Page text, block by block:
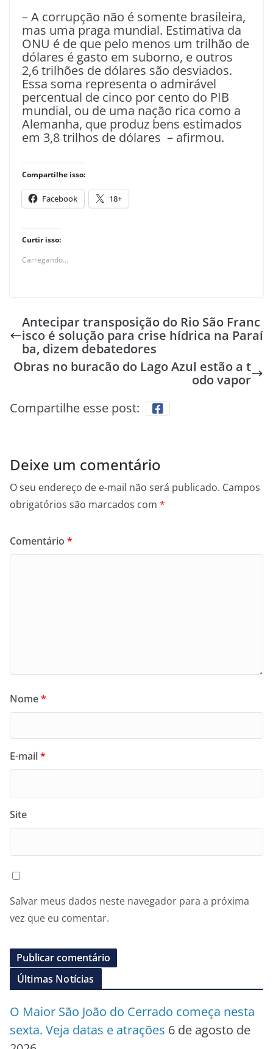
– A corrupção não é somente brasileira,
mas uma praga mundial. Estimativa da
ONU é de que pelo menos um trilhão de
dólares é gasto em suborno, e outros
2,6 trilhões de dólares são desviados.
Essa soma representa o admirável
percentual de cinco por cento do PIB
mundial, ou de uma nação rica como a
Alemanha, que produz bens estimados
em 3,8 trilhos de dólares – afirmou.
Compartilhe isso:
Facebook 18+
Curtir isso:
Carregando...
Antecipar transposição do Rio São Franc
isco é solução para crise hídrica na Paraí
ba, dizem debatedores
Obras no buracão do Lago Azul estão a t
odo vapor
Compartilhe esse post:
Deixe um comentário
O seu endereço de e-mail não será publicado. Campos
obrigatórios são marcados com *
Comentário *
Nome*
E-mail*
Site
Salvar meus dados neste navegador para a próxima
vez que eu comentar.
Últimas Notícias
O Maior São João do Cerrado começa nesta
sexta. Veja datas e atrações 6 de agosto de